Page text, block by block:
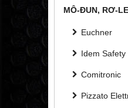
MÔ-ĐUN, RƠ-
Euchner
Idem Safety
Comitronic
Pizzato